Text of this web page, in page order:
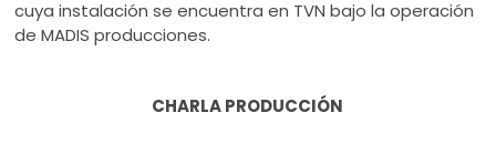
cuya instalación se encuentra en TVN bajo la operación
de MADIS producciones.
CHARLA PRODUCCIÓN